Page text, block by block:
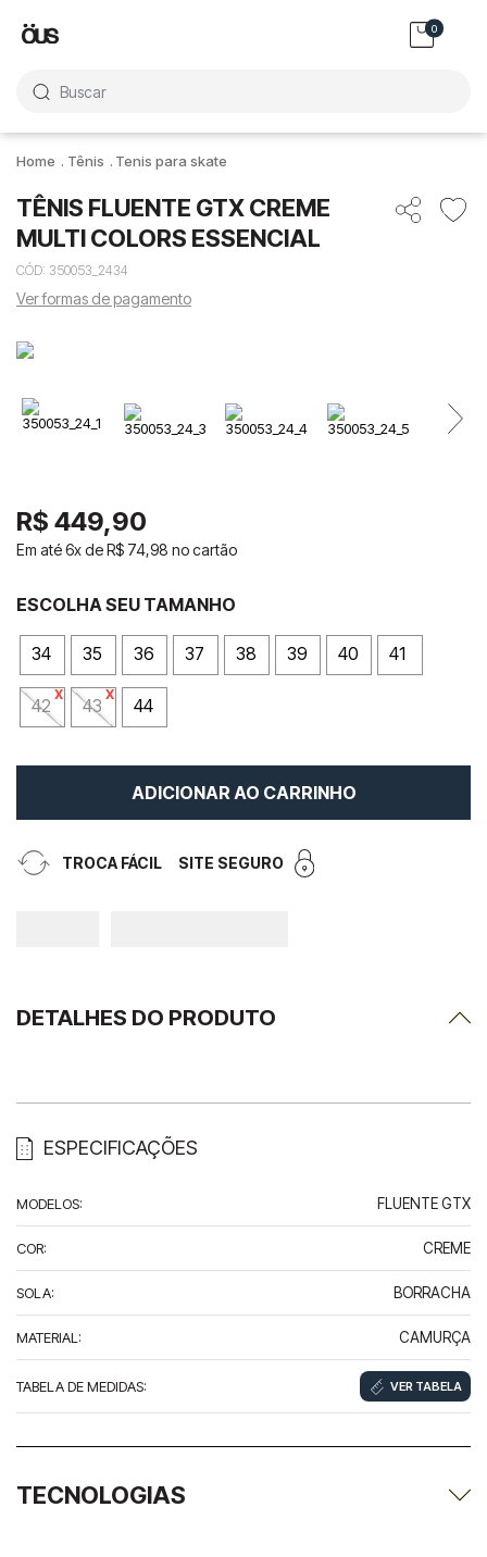
0
Tênis Tenis para skate
TÊNIS FLUENTE GTX CREME
MULTI COLORS ESSENCIAL
CÓD: 350053_2434
Ver formas de pagamento
R$ 449,90
Em até6x deR$ 74,98 no cartão
34 35 36 37 38 39 40 41
42 43 44
ADICIONAR AO CARRINHO
TROCA FÁCIL SITE SEGURO
DETALHES DO PRODUTO
ESPECIFICAÇÕES
MODELOS: FLUENTE GTX
COR: CREME
SOLA: BORRACHA
MATERIAL: CAMURÇA
TABELA DE MEDIDAS: VER TABELA
TECNOLOGIAS